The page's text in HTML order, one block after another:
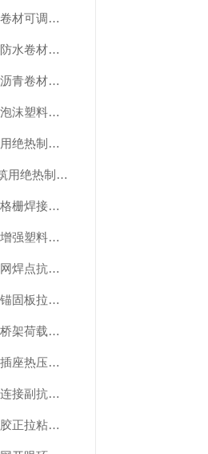
LBTC-286防水卷材可调钉杆撕裂夹具
LBTC-287承载防水卷材正拉强度模具
LBTC-285改性沥青卷材防水涂料剪切性能夹具
LBTC-283硬质泡沫塑料拉伸试验夹具（2025新标准）
LBTC-282建筑用绝热制品剪切夹具(单试样)
LBTC-282A建筑用绝热制品剪切夹具(2型双试样)
LBTC-281土工格栅焊接点极限剥离力夹具
LBTC-280纤维增强塑料层间剪切强度试验夹具
LBTC-279焊接网焊点抗拉力夹具
LBTC-278钢筋锚固板拉伸夹具
LBTC-277电缆桥架荷载试验装置
LBTC-276插头插座热压缩试验装置
LBTC-275螺栓连接副抗拉荷载夹具
LBTC-273结构胶正拉粘结强度试验夹具